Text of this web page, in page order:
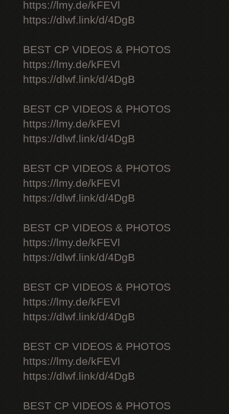
https://lmy.de/kFEVl
https://dlwf.link/d/4DgB
BEST CP VIDEOS & PHOTOS
https://lmy.de/kFEVl
https://dlwf.link/d/4DgB
BEST CP VIDEOS & PHOTOS
https://lmy.de/kFEVl
https://dlwf.link/d/4DgB
BEST CP VIDEOS & PHOTOS
https://lmy.de/kFEVl
https://dlwf.link/d/4DgB
BEST CP VIDEOS & PHOTOS
https://lmy.de/kFEVl
https://dlwf.link/d/4DgB
BEST CP VIDEOS & PHOTOS
https://lmy.de/kFEVl
https://dlwf.link/d/4DgB
BEST CP VIDEOS & PHOTOS
https://lmy.de/kFEVl
https://dlwf.link/d/4DgB
BEST CP VIDEOS & PHOTOS